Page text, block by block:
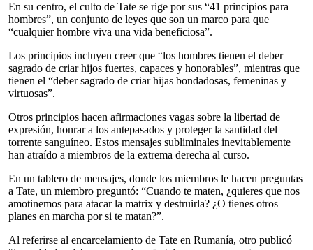
En su centro, el culto de Tate se rige por sus “41 principios para
hombres”, un conjunto de leyes que son un marco para que
“cualquier hombre viva una vida beneficiosa”.
Los principios incluyen creer que “los hombres tienen el deber
sagrado de criar hijos fuertes, capaces y honorables”, mientras que
tienen el “deber sagrado de criar hijas bondadosas, femeninas y
virtuosas”.
Otros principios hacen afirmaciones vagas sobre la libertad de
expresión, honrar a los antepasados y proteger la santidad del
torrente sanguíneo. Estos mensajes subliminales inevitablemente
han atraído a miembros de la extrema derecha al curso.
En un tablero de mensajes, donde los miembros le hacen preguntas
a Tate, un miembro preguntó: “Cuando te maten, ¿quieres que nos
amotinemos para atacar la matrix y destruirla? ¿O tienes otros
planes en marcha por si te matan?”.
Al referirse al encarcelamiento de Tate en Rumanía, otro publicó